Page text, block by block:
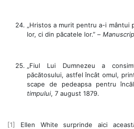
„Hristos a murit pentru a-i mântui
lor, ci din păcatele lor.” –
„Fiul Lui Dumnezeu a
păcătosului, astfel încât omul,
scape de pedeapsa pentru
timpului, 7 august 1879.
[1]
Ellen White surprinde aici